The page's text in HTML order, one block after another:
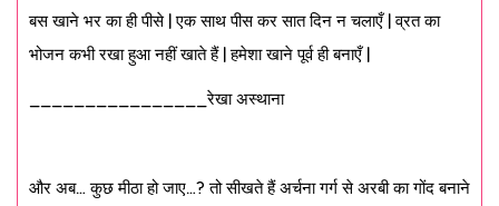
बस खाने भर का ही पीसे | एक साथ पीस कर सात दिन न चलाएँ | व्रत का
भोजन कभी रखा हुआ नहीं खाते हैं | हमेशा खाने पूर्व ही बनाएँ |
________________रेखा अस्थाना
और अब… कुछ मीठा हो जाए…? तो सीखते हैं अर्चना गर्ग से अरबी का गोंद बनाने